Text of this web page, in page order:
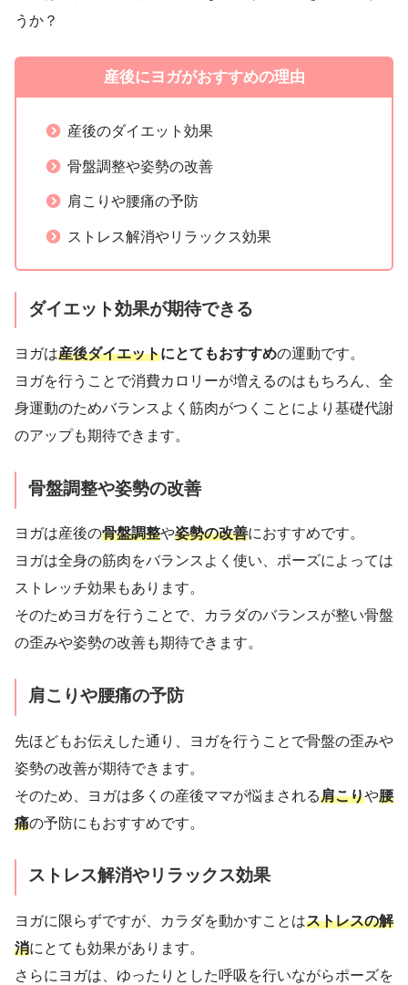
うか？
産後にヨガがおすすめの理由
産後のダイエット効果
骨盤調整や姿勢の改善
肩こりや腰痛の予防
ストレス解消やリラックス効果
ダイエット効果が期待できる
ヨガは産後ダイエットにとてもおすすめの運動です。
ヨガを行うことで消費カロリーが増えるのはもちろん、全
身運動のためバランスよく筋肉がつくことにより基礎代謝
のアップも期待できます。
骨盤調整や姿勢の改善
ヨガは産後の骨盤調整や姿勢の改善におすすめです。
ヨガは全身の筋肉をバランスよく使い、ポーズによっては
ストレッチ効果もあります。
そのためヨガを行うことで、カラダのバランスが整い骨盤
の歪みや姿勢の改善も期待できます。
肩こりや腰痛の予防
先ほどもお伝えした通り、ヨガを行うことで骨盤の歪みや
姿勢の改善が期待できます。
そのため、ヨガは多くの産後ママが悩まされる肩こりや腰
痛の予防にもおすすめです。
ストレス解消やリラックス効果
ヨガに限らずですが、カラダを動かすことはストレスの解
消にとても効果があります。
さらにヨガは、ゆったりとした呼吸を行いながらポーズを